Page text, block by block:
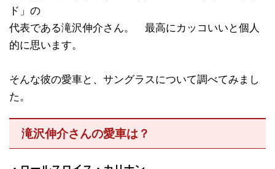
ド」の
代表である滝沢伸介さん。 最高にカッコいいと個人
的に思います。
そんな彼の愛車と、サングラスについて調べてみまし
た。
滝沢伸介さんの愛車は？